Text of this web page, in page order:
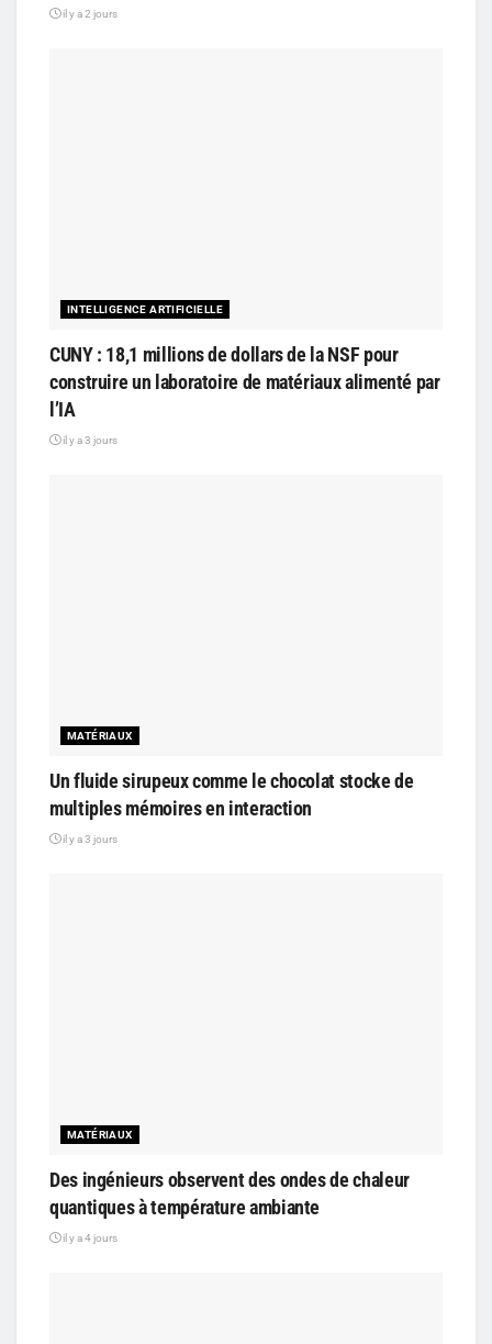
il y a 2 jours
INTELLIGENCE ARTIFICIELLE
CUNY : 18,1 millions de dollars de la NSF pour
construire un laboratoire de matériaux alimenté par
l’IA
il y a 3 jours
MATÉRIAUX
Un fluide sirupeux comme le chocolat stocke de
multiples mémoires en interaction
il y a 3 jours
MATÉRIAUX
Des ingénieurs observent des ondes de chaleur
quantiques à température ambiante
il y a 4 jours